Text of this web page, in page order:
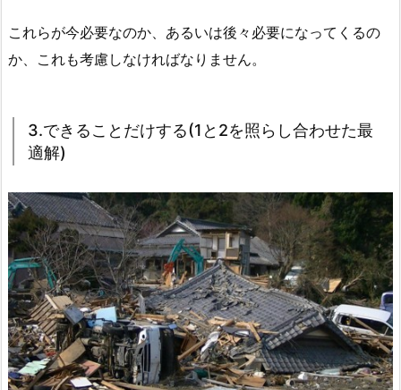
これらが今必要なのか、あるいは後々必要になってくるの
か、これも考慮しなければなりません。
3.できることだけする(1と2を照らし合わせた最
適解)